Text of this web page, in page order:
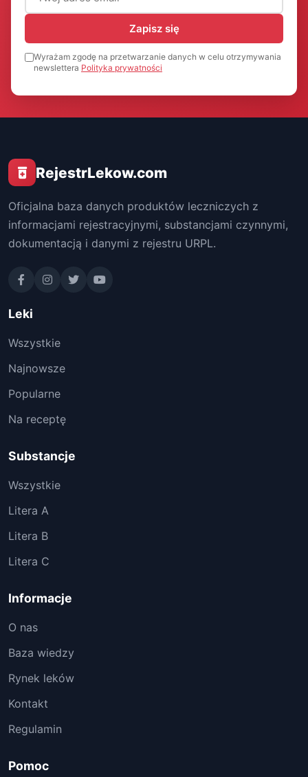
Zapisz się
Wyrażam zgodę na przetwarzanie danych w celu otrzymywania
newslettera Polityka prywatności
RejestrLekow.com
Oficjalna baza danych produktów leczniczych z
informacjami rejestracyjnymi, substancjami czynnymi,
dokumentacją i danymi z rejestru URPL.
Leki
Wszystkie
Najnowsze
Popularne
Na receptę
Substancje
Wszystkie
Litera A
Litera B
Litera C
Informacje
O nas
Baza wiedzy
Rynek leków
Kontakt
Regulamin
Pomoc